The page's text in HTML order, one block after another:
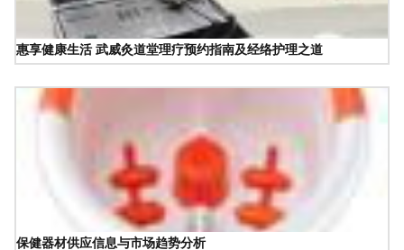
惠享健康生活 武威灸道堂理疗预约指南及经络护理之道
保健器材供应信息与市场趋势分析